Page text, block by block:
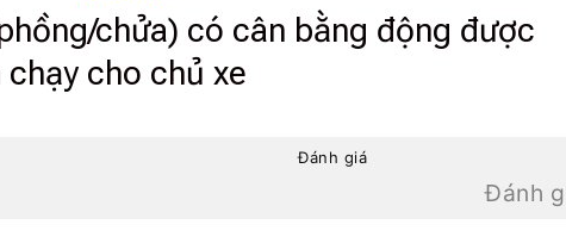
chửa) có cân bằng động được
chạy cho chủ xe
Đánh giá
Đánh